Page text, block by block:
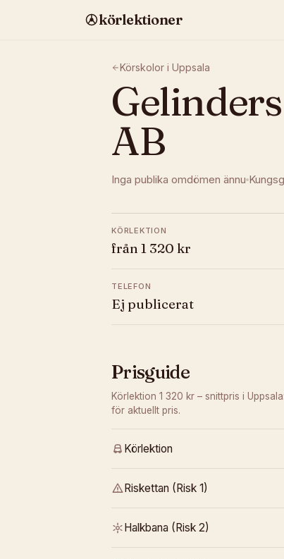
körlektioner
Körskolor i Uppsala
AB
Inga publika omdömen ännu
KÖRLEKTION
från 1 320 kr
TELEFON
Ej publicerat
Prisguide
Körlektion 1 320 kr – snittpris i
för aktuellt pris.
Körlektion
Riskettan (Risk 1)
Halkbana (Risk 2)